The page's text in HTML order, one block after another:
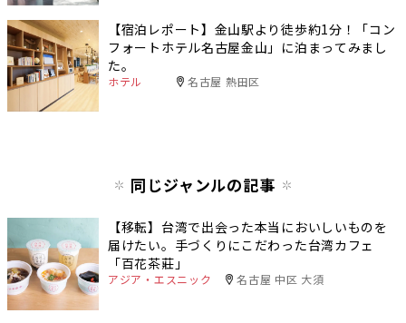
【宿泊レポート】金山駅より徒歩約1分！「コン
フォートホテル名古屋金山」に泊まってみまし
た。
ホテル 名古屋 熱田区
同じジャンルの記事
【移転】台湾で出会った本当においしいものを
届けたい。手づくりにこだわった台湾カフェ
「百花茶莊」
アジア・エスニック 名古屋 中区 大須